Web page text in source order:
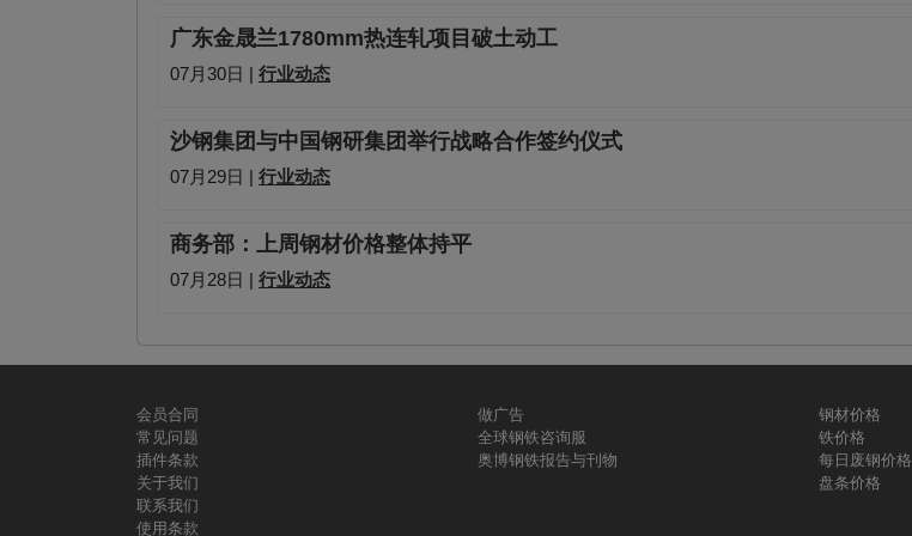
广东金晟兰1780mm热连轧项目破土动工
07月30日 | 行业动态
沙钢集团与中国钢研集团举行战略合作签约仪式
07月29日 | 行业动态
商务部：上周钢材价格整体持平
07月28日 | 行业动态
会员合同
常见问题
插件条款
关于我们
联系我们
使用条款
做广告
全球钢铁咨询服
奥博钢铁报告与刊物
钢材价格
铁价格
每日废钢价格
盘条价格